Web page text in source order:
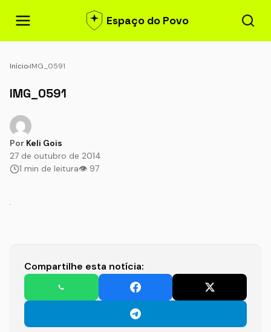
Espaço do Povo
Início›IMG_0591
IMG_0591
Por Keli Gois
27 de outubro de 2014
1 min de leitura👁 97
Compartilhe esta notícia: